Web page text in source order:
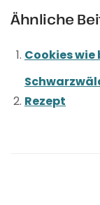
Ähnliche
Cookies wie
Rezept